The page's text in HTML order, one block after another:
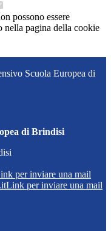
possono essere
nella pagina della cookie
Scuola Europea di
di Brindisi
per inviare una mail
Link per inviare una mail